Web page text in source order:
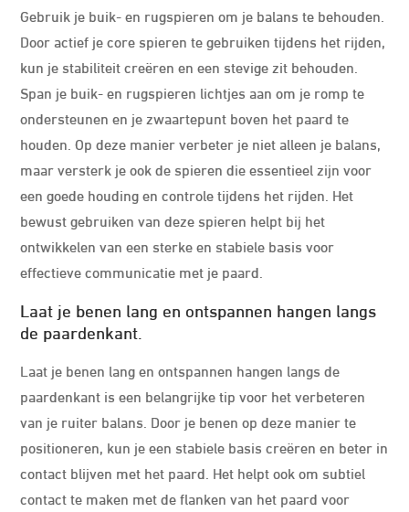
Gebruik je buik- en rugspieren om je balans te behouden.
Door actief je core spieren te gebruiken tijdens het rijden,
kun je stabiliteit creëren en een stevige zit behouden.
Span je buik- en rugspieren lichtjes aan om je romp te
ondersteunen en je zwaartepunt boven het paard te
houden. Op deze manier verbeter je niet alleen je balans,
maar versterk je ook de spieren die essentieel zijn voor
een goede houding en controle tijdens het rijden. Het
bewust gebruiken van deze spieren helpt bij het
ontwikkelen van een sterke en stabiele basis voor
effectieve communicatie met je paard.
Laat je benen lang en ontspannen hangen langs
de paardenkant.
Laat je benen lang en ontspannen hangen langs de
paardenkant is een belangrijke tip voor het verbeteren
van je ruiter balans. Door je benen op deze manier te
positioneren, kun je een stabiele basis creëren en beter in
contact blijven met het paard. Het helpt ook om subtiel
contact te maken met de flanken van het paard voor